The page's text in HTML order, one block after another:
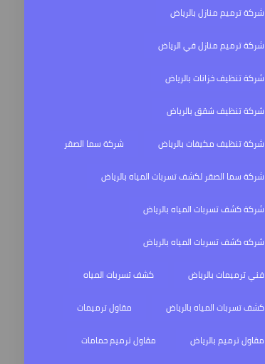
شركة ترميم منازل بالرياض
شركة ترميم منازل في الرياض
شركة تنظيف خزانات بالرياض
شركة تنظيف شقق بالرياض
شركة تنظيف مكيفات بالرياض
شركة سما الصقر
شركة سما الصقر لكشف تسربات المياه بالرياض
شركة كشف تسربات المياه بالرياض
شركه كشف تسربات المياه بالرياض
فني ترميمات بالرياض
كشف تسربات المياه
كشف تسربات المياه بالرياض
مقاول ترميمات
مقاول ترميم بالرياض
مقاول ترميم حمامات